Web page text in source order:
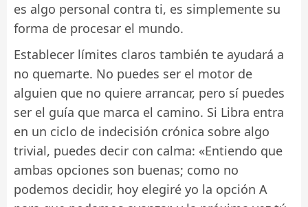
es algo personal contra ti, es simplemente su
forma de procesar el mundo.
Establecer límites claros también te ayudará a
no quemarte. No puedes ser el motor de
alguien que no quiere arrancar, pero sí puedes
ser el guía que marca el camino. Si Libra entra
en un ciclo de indecisión crónica sobre algo
trivial, puedes decir con calma: «Entiendo que
ambas opciones son buenas; como no
podemos decidir, hoy elegiré yo la opción A